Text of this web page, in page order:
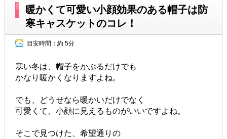
暖かくて可愛い小顔効果のある帽子は防
寒キャスケットのコレ！
目安時間： 約 5分
寒い冬は、帽子をかぶるだけでも
かなり暖かくなりますよね。
でも、どうせなら暖かいだけでなく
可愛くて、小顔に見えるものがいいですよね。
そこで見つけた、希望通りの